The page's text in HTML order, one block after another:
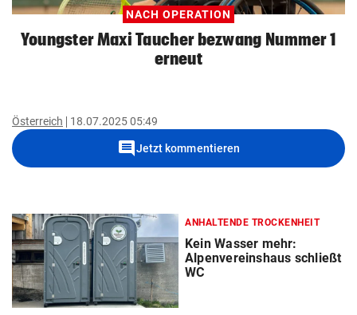
NACH OPERATION
Youngster Maxi Taucher bezwang Nummer 1
erneut
Österreich 18.07.2025 05:49
commentJetzt kommentieren
ANHALTENDE TROCKENHEIT
Kein Wasser mehr:
Alpenvereinshaus schließt
WC